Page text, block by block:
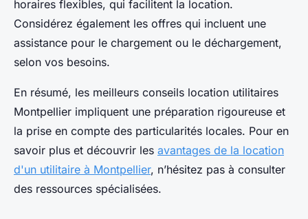
horaires flexibles, qui facilitent la location.
Considérez également les offres qui incluent une
assistance pour le chargement ou le déchargement,
selon vos besoins.
En résumé, les meilleurs conseils location utilitaires
Montpellier impliquent une préparation rigoureuse et
la prise en compte des particularités locales. Pour en
savoir plus et découvrir les avantages de la location
d'un utilitaire à Montpellier, n’hésitez pas à consulter
des ressources spécialisées.